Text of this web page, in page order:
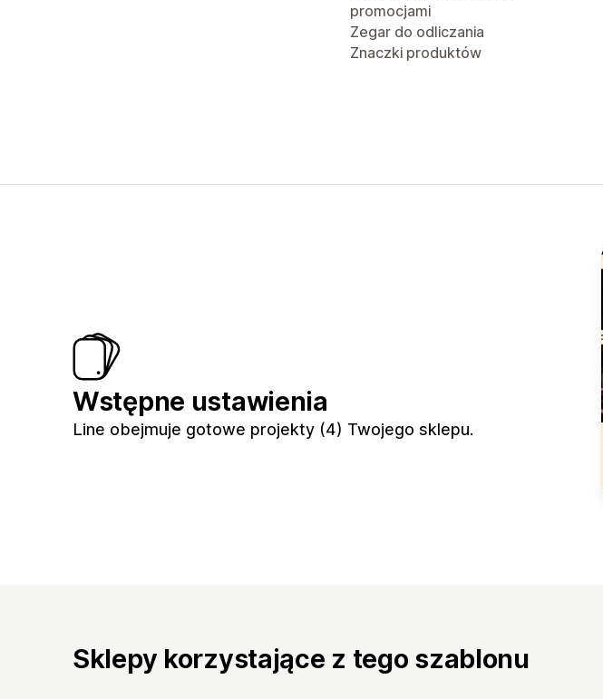
promocjami
Zegar do odliczania
Znaczki produktów
Wstępne ustawienia
Line obejmuje gotowe projekty (4) Twojego sklepu.
Sklepy korzystające z tego szablonu